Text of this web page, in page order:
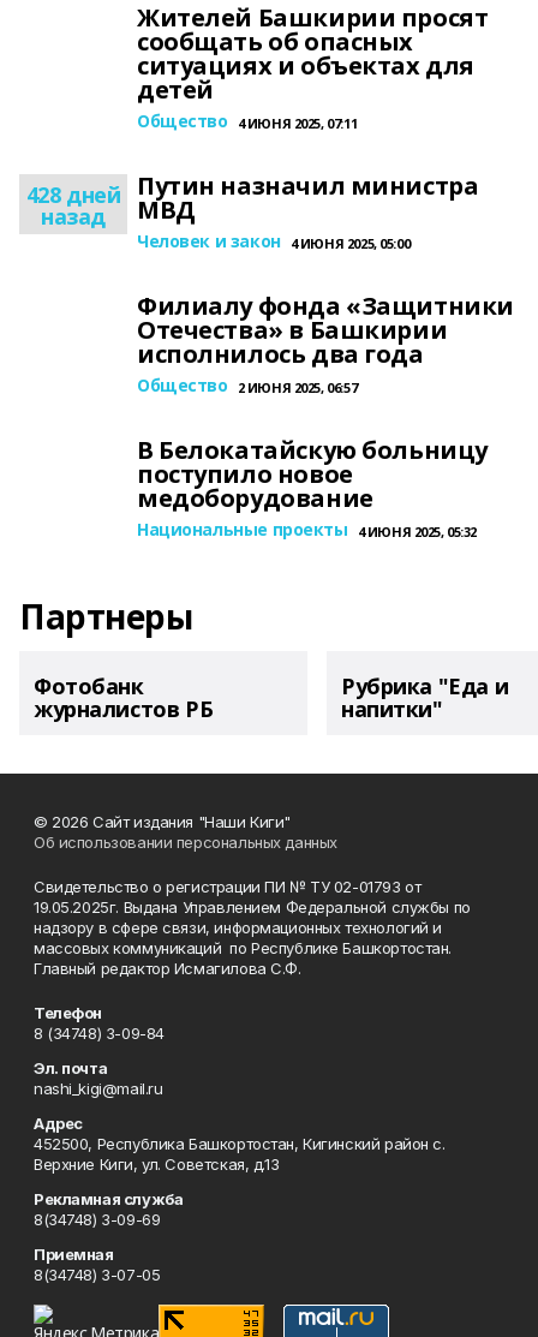
Жителей Башкирии просят
сообщать об опасных
ситуациях и объектах для
детей
Общество 4 ИЮНЯ 2025, 07:11
428 дней
назад
Путин назначил министра
МВД
Человек и закон 4 ИЮНЯ 2025, 05:00
Филиалу фонда «Защитники
Отечества» в Башкирии
исполнилось два года
Общество 2 ИЮНЯ 2025, 06:57
В Белокатайскую больницу
поступило новое
медоборудование
Национальные проекты 4 ИЮНЯ 2025, 05:32
Партнеры
Фотобанк
журналистов РБ
Рубрика "Еда и
напитки"
© 2026 Сайт издания "Наши Киги"
Об использовании персональных данных
Свидетельство о регистрации ПИ № ТУ 02-01793 от
19.05.2025г. Выдана Управлением Федеральной службы по
надзору в сфере связи, информационных технологий и
массовых коммуникаций по Республике Башкортостан.
Главный редактор Исмагилова С.Ф.
Телефон
8 (34748) 3-09-84
Эл. почта
nashi_kigi@mail.ru
Адрес
452500, Республика Башкортостан, Кигинский район с.
Верхние Киги, ул. Советская, д.13
Рекламная служба
8(34748) 3-09-69
Приемная
8(34748) 3-07-05